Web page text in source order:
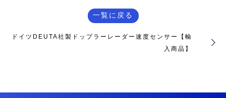
一覧に戻る
ドイツDEUTA社製ドップラーレーダー速度センサー【輸
入商品】